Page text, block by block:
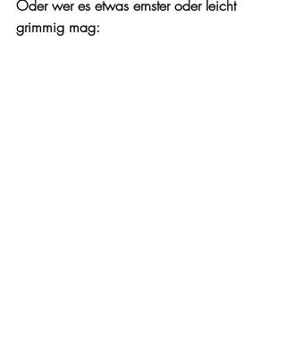
Oder wer es etwas ernster oder leicht
grimmig mag: